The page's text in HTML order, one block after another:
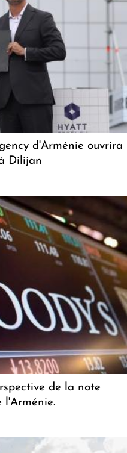
d'Arménie ouvrira
Dilijan
de la note
l'Arménie.